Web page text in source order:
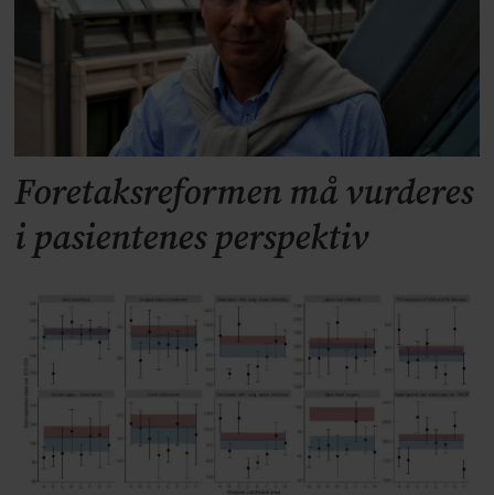
Foretaksreformen må vurderes
i pasientenes perspektiv